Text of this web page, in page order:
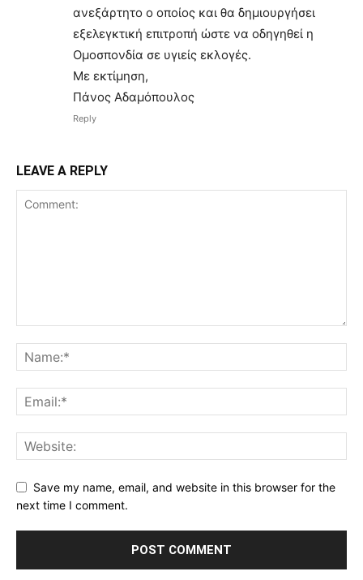
ανεξάρτητο ο οποίος και θα δημιουργήσει
εξελεγκτική επιτροπή ώστε να οδηγηθεί η
Ομοσπονδία σε υγιείς εκλογές.
Με εκτίμηση,
Πάνος Αδαμόπουλος
Reply
LEAVE A REPLY
Save my name, email, and website in this browser for the
next time I comment.